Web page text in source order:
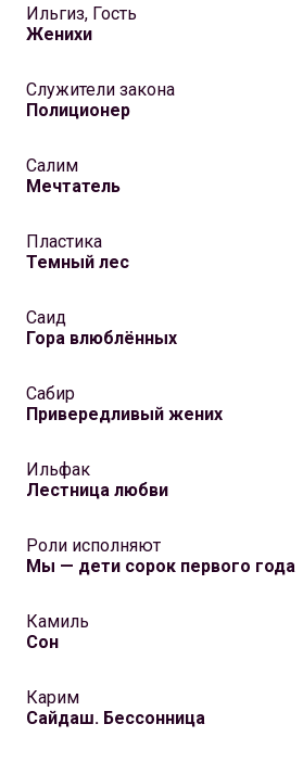
Ильгиз, Гость
Женихи
Служители закона
Полиционер
Салим
Мечтатель
Пластика
Темный лес
Саид
Гора влюблённых
Сабир
Привередливый жених
Ильфак
Лестница любви
Роли исполняют
Мы — дети сорок первого года
Камиль
Сон
Карим
Сайдаш. Бессонница